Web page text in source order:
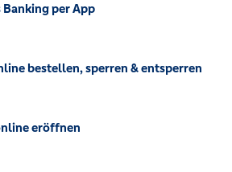
per App
bestellen, sperren & entsperren
eröffnen